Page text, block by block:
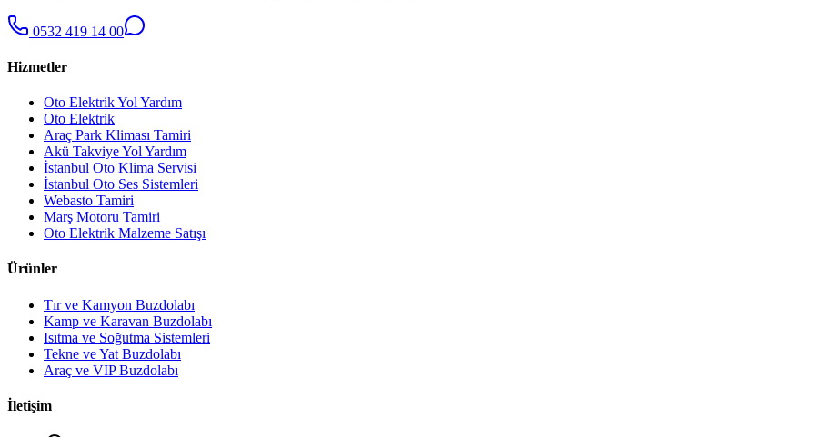
0532 419 14 00
Hizmetler
Oto Elektrik Yol Yardım
Oto Elektrik
Araç Park Kliması Tamiri
Akü Takviye Yol Yardım
İstanbul Oto Klima Servisi
İstanbul Oto Ses Sistemleri
Webasto Tamiri
Marş Motoru Tamiri
Oto Elektrik Malzeme Satışı
Ürünler
Tır ve Kamyon Buzdolabı
Kamp ve Karavan Buzdolabı
Isıtma ve Soğutma Sistemleri
Tekne ve Yat Buzdolabı
Araç ve VIP Buzdolabı
İletişim